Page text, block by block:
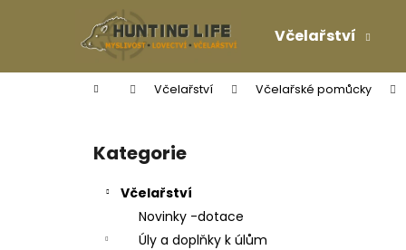
Včelařství
Domů Včelařství Včelařské pomůcky
Přeskočit
kategorie
Kategorie
Včelařství
Novinky -dotace
Úly a doplňky k úlům
í
Zpět
do
Zpět
do